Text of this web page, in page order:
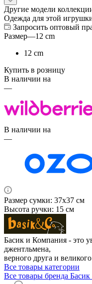
Другие модели
Одежда для этой
Запросить оптовый
Размер—12 cm
12 cm
Купить в розницу
В наличии на
—
В наличии на
—
Размер сумки: 37х37 см
Высота ручки: 15 см
Басик и Компания - это
джентльмена,
верного друга и
Все товары категории
Все товары бренда